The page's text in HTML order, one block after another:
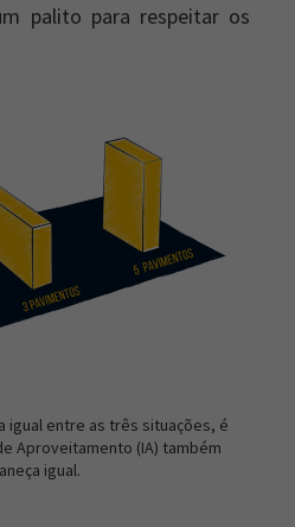
palito para respeitar os
igual entre as três situações, é
Aproveitamento (IA) também
igual.